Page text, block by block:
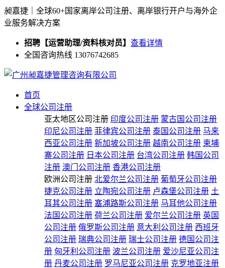
昶嘉捷｜全球60+国家离岸公司注册、离岸银行开户与海外企
业服务解决方案
招聘【运营助理/资料核对员】 查看详情
全国咨询热线 13076742685
首页
全球公司注册
亚太地区公司注册 印度公司注册 蒙古国公司注册
印尼公司注册 菲律宾公司注册 泰国公司注册 马来
西亚公司注册 新加坡公司注册 越南公司注册 柬埔
寨公司注册 日本公司注册 台湾公司注册 韩国公司
注册 澳门公司注册 香港公司注册
欧洲公司注册 北爱尔兰公司注册 葡萄牙公司注册
捷克公司注册 立陶宛公司注册 卢森堡公司注册 土
耳其公司注册 塞浦路斯公司注册 马耳他公司注册
法国公司注册 荷兰公司注册 爱尔兰公司注册 英国
公司注册 俄罗斯公司注册 意大利公司注册 西班牙
公司注册 瑞典公司注册 瑞士公司注册 德国公司注
册 匈牙利公司注册 波兰公司注册 爱沙尼亚公司注
册 丹麦公司注册 罗马尼亚公司注册 克罗地亚注册